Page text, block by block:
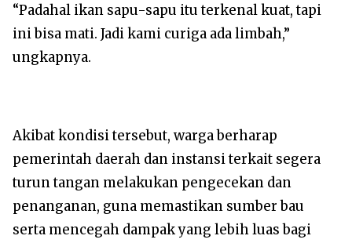
“Padahal ikan sapu-sapu itu terkenal kuat, tapi
ini bisa mati. Jadi kami curiga ada limbah,”
ungkapnya.
Akibat kondisi tersebut, warga berharap
pemerintah daerah dan instansi terkait segera
turun tangan melakukan pengecekan dan
penanganan, guna memastikan sumber bau
serta mencegah dampak yang lebih luas bagi